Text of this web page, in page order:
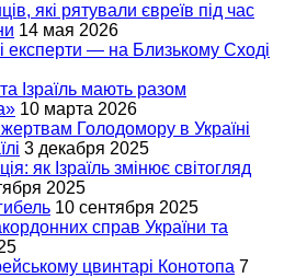
які рятували євреїв під час
14 мая 2026
експерти — на Близькому Сході
Ізраїль мають разом
10 марта 2026
Голодомору в Україні
3 декабря 2025
як Ізраїль змінює світогляд
2025
10 сентября 2025
справ України та
цвинтарі Конотопа 7